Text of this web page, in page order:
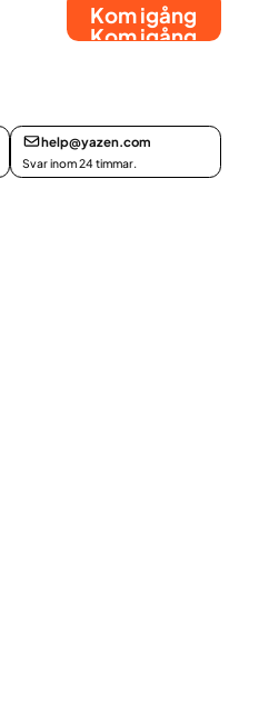
Kom igång
Kom igång
help@yazen.com
Svar inom 24 timmar.